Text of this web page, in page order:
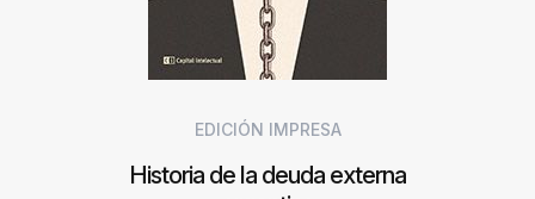
EDICIÓN IMPRESA
Historia de la deuda externa